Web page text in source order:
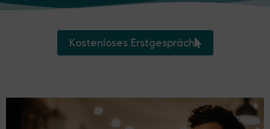
Kostenloses Erstgespräch